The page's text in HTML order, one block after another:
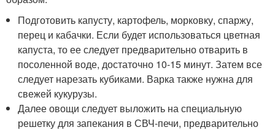
Подготовить капусту, картофель, морковку, спаржу,
перец и кабачки. Если будет использоваться цветная
капуста, то ее следует предварительно отварить в
посоленной воде, достаточно 10-15 минут. Затем все
следует нарезать кубиками. Варка также нужна для
свежей кукурузы.
Далее овощи следует выложить на специальную
решетку для запекания в СВЧ-печи, предварительно